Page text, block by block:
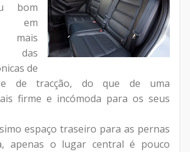
bom
em
mais
das
de
e de tracção, do que de uma
firme e incómoda para os seus
espaço traseiro para as pernas
apenas o lugar central é pouco